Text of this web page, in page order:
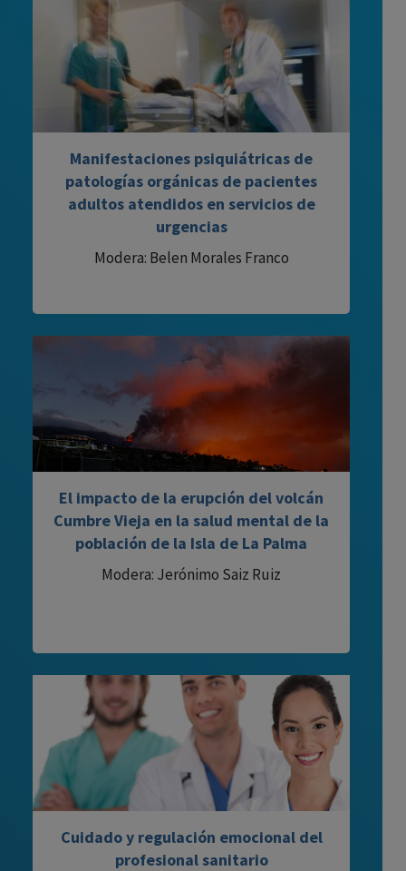
Manifestaciones psiquiátricas de
patologías orgánicas de pacientes
adultos atendidos en servicios de
urgencias
Modera: Belen Morales Franco
El impacto de la erupción del volcán
Cumbre Vieja en la salud mental de la
población de la Isla de La Palma
Modera: Jerónimo Saiz Ruiz
Cuidado y regulación emocional del
profesional sanitario